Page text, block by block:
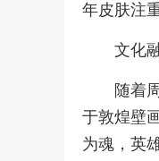
年皮肤注
文化
随着
于敦煌壁
为魂，英